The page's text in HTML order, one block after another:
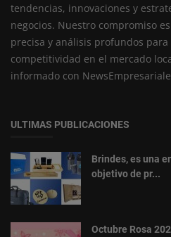
tendencias, innovaciones y
negocios. Nuestro compromiso
precisa y análisis profundos
competitividad en el mercado
informado con
ULTIMAS PUBLICACIONES
Brindes, es una
objetivo de pr...
Octubre Rosa